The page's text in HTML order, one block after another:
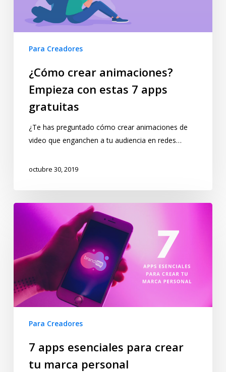
Para Creadores
¿Cómo crear animaciones?
Empieza con estas 7 apps
gratuitas
¿Te has preguntado cómo crear animaciones de
video que enganchen a tu audiencia en redes…
octubre 30, 2019
Para Creadores
7 apps esenciales para crear
tu marca personal